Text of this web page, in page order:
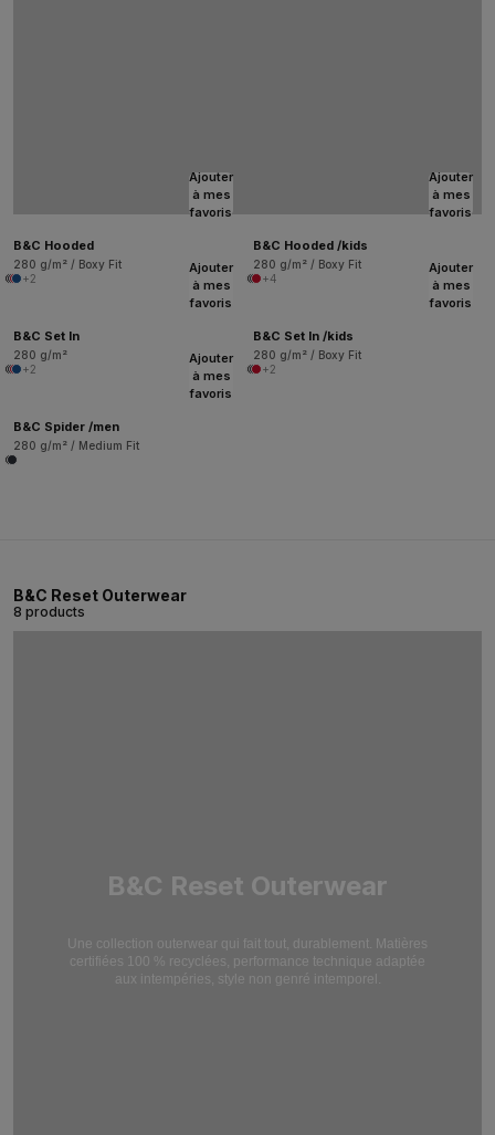
Ajouter
à mes
favoris
B&C Hooded
280 g/m² / Boxy Fit
+2
Ajouter
à mes
favoris
B&C Hooded /kids
280 g/m² / Boxy Fit
+4
Ajouter
à mes
favoris
B&C Set In
280 g/m²
+2
Ajouter
à mes
favoris
B&C Set In /kids
280 g/m² / Boxy Fit
+2
Ajouter
à mes
favoris
B&C Spider /men
280 g/m² / Medium Fit
B&C Reset Outerwear
8 products
B&C Reset Outerwear
Une collection outerwear qui fait tout, durablement. Matières
certifiées 100 % recyclées, performance technique adaptée
aux intempéries, style non genré intemporel.